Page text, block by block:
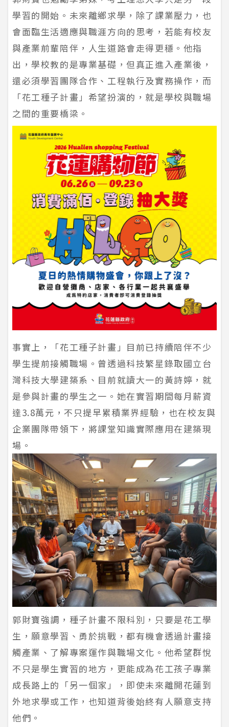
學習的開始。未來離鄉求學，除了課業壓力，也
會面臨生活適應與職涯方向的思考，若能有校友
與產業前輩陪伴，人生道路會走得更穩。他指
出，學校教的是專業基礎，但真正進入產業後，
還必須學習團隊合作、工程執行及實務操作，而
「花工種子計畫」希望扮演的，就是學校與職場
之間的重要橋梁。
事實上，「花工種子計畫」目前已持續陪伴不少
學生提前接觸職場。曾透過科技繁星錄取國立台
灣科技大學建築系、目前就讀大一的黃詩婷，就
是參與計畫的學生之一。她在實習期間每月薪資
達3.8萬元，不只提早累積業界經驗，也在校友與
企業團隊帶領下，將課堂知識實際應用在建築現
場。
郭財寶強調，種子計畫不限科別，只要是花工學
生，願意學習、勇於挑戰，都有機會透過計畫接
觸產業、了解專案運作與職場文化。他希望群悅
不只是學生實習的地方，更能成為花工孩子專業
成長路上的「另一個家」，即使未來離開花蓮到
外地求學或工作，也知道背後始終有人願意支持
他們。